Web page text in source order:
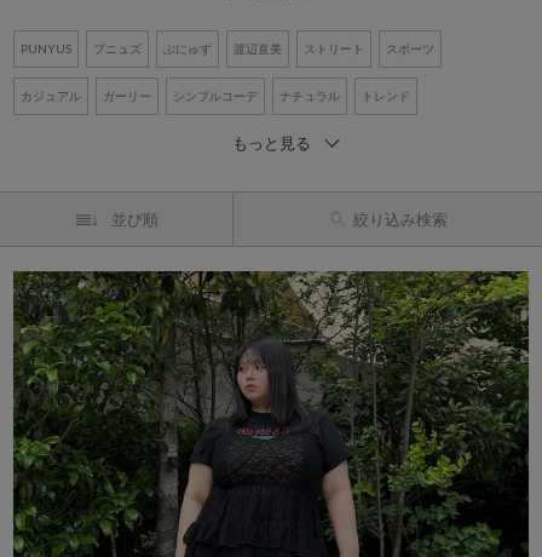
PUNYUS プニュズ ぷにゅず 渡辺直美 ストリート スポーツ
カジュアル ガーリー シンプルコーデ ナチュラル トレンド
再入荷アイテム
ビッグシルエット Tシャツ デニム ワンピース シャツコーデ
もっと見る
並び順 絞り込み検索